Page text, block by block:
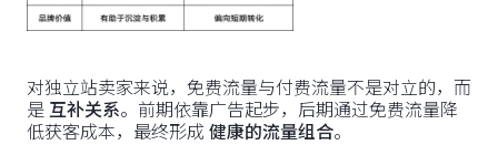
对独立站卖家来说，免费流量与付费流量不是对立的，而
是 互补关系。前期依靠广告起步，后期通过免费流量降
低获客成本，最终形成健康的流量组合。